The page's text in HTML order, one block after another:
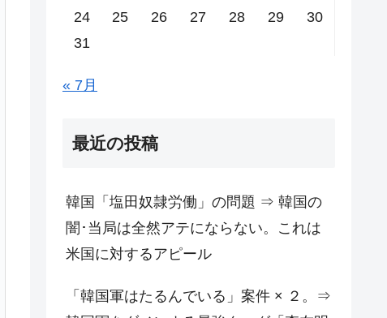
24
25 26 27 28 29
30
31
« 7月
最近の投稿
韓国「塩田奴隷労働」の問題 ⇒ 韓国の
闇･当局は全然アテにならない。これは
米国に対するアピール
「韓国軍はたるんでいる」案件 × ２。⇒